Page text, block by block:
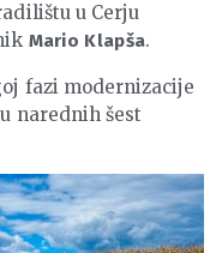
u Cerju
Mario Klapša.
fazi modernizacije
narednih šest